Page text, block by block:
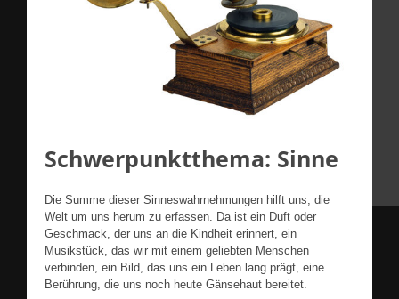
Schwerpunktthema: Sinne
Die Summe dieser Sinneswahrnehmungen hilft uns, die
Welt um uns herum zu erfassen. Da ist ein Duft oder
Geschmack, der uns an die Kindheit erinnert, ein
Musikstück, das wir mit einem geliebten Menschen
verbinden, ein Bild, das uns ein Leben lang prägt, eine
Berührung, die uns noch heute Gänsehaut bereitet.